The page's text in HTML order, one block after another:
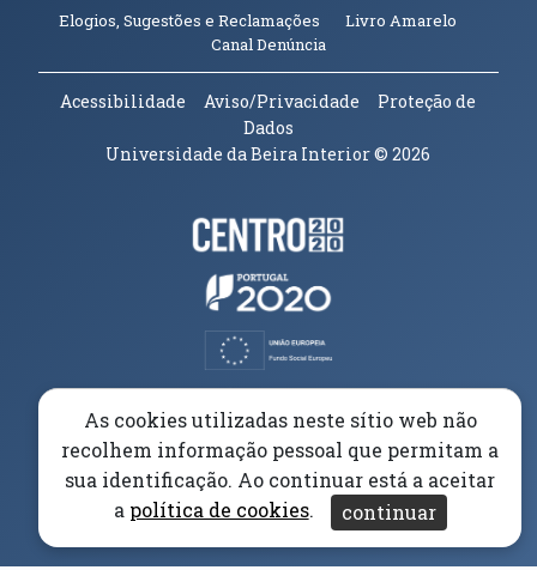
Elogios, Sugestões e Reclamações Livro Amarelo
Canal Denúncia(abre em nova janela)
Acessibilidade Aviso/Privacidade
Proteção de
Dados
Universidade da Beira Interior© 2026
Parceiros e Financiadores
(abre em nova janela)
(abre em nova janela)
As cookies utilizadas neste sítio web não
recolhem informação pessoal que permitam a
sua identificação. Ao continuar está a aceitar
a política de cookies. continuar